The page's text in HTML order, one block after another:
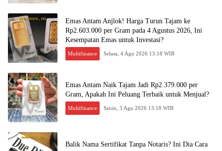
Emas Antam Anjlok! Harga Turun Tajam ke
Rp2.603.000 per Gram pada 4 Agustus 2026, Ini
Kesempatan Emas untuk Investasi?
Multifinance Selasa, 4 Agu 2026 13:18 WIB
Emas Antam Naik Tajam Jadi Rp2.379.000 per
Gram, Apakah Ini Peluang Terbaik untuk Menjual?
Multifinance Senin, 3 Agu 2026 13:18 WIB
Balik Nama Sertifikat Tanpa Notaris? Ini Dia Cara